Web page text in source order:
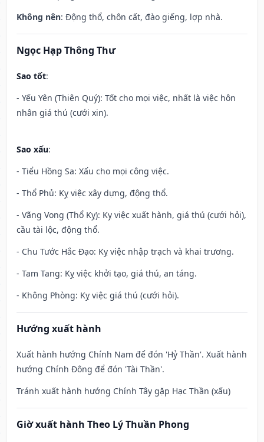
Không nên: Động thổ, chôn cất, đào giếng, lợp nhà.
Ngọc Hạp Thông Thư
Sao tốt:
- Yếu Yên (Thiên Quý): Tốt cho mọi việc, nhất là việc hôn
nhân giá thú (cưới xin).
Sao xấu:
- Tiểu Hồng Sa: Xấu cho mọi công việc.
- Thổ Phủ: Kỵ việc xây dựng, động thổ.
- Vãng Vong (Thổ Kỵ): Kỵ việc xuất hành, giá thú (cưới hỏi),
cầu tài lộc, động thổ.
- Chu Tước Hắc Đạo: Kỵ việc nhập trạch và khai trương.
- Tam Tang: Kỵ việc khởi tạo, giá thú, an táng.
- Không Phòng: Kỵ việc giá thú (cưới hỏi).
Hướng xuất hành
Xuất hành hướng Chính Nam để đón 'Hỷ Thần'. Xuất hành
hướng Chính Đông để đón 'Tài Thần'.
Tránh xuất hành hướng Chính Tây gặp Hạc Thần (xấu)
Giờ xuất hành Theo Lý Thuần Phong